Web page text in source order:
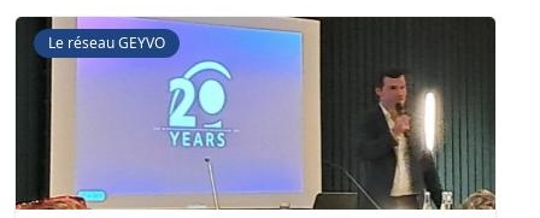
Le réseau GEYVO